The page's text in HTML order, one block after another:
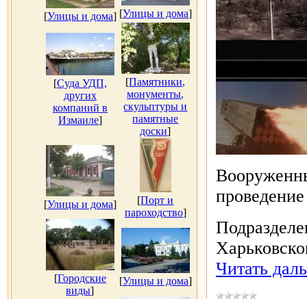
[Улицы и дома] [Улицы и дома]
[Суда УДП,
других
компаний в
Измаиле]
[Памятники,
монументы,
скульптуры и
памятные
доски]
[Улицы и дома] [Порт и
пароходство]
[Городские
виды]
[Улицы и дома]
Читать